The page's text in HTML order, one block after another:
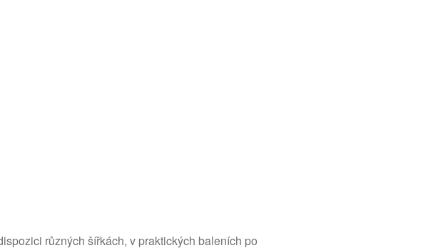
různých šířkách, v praktických baleních po